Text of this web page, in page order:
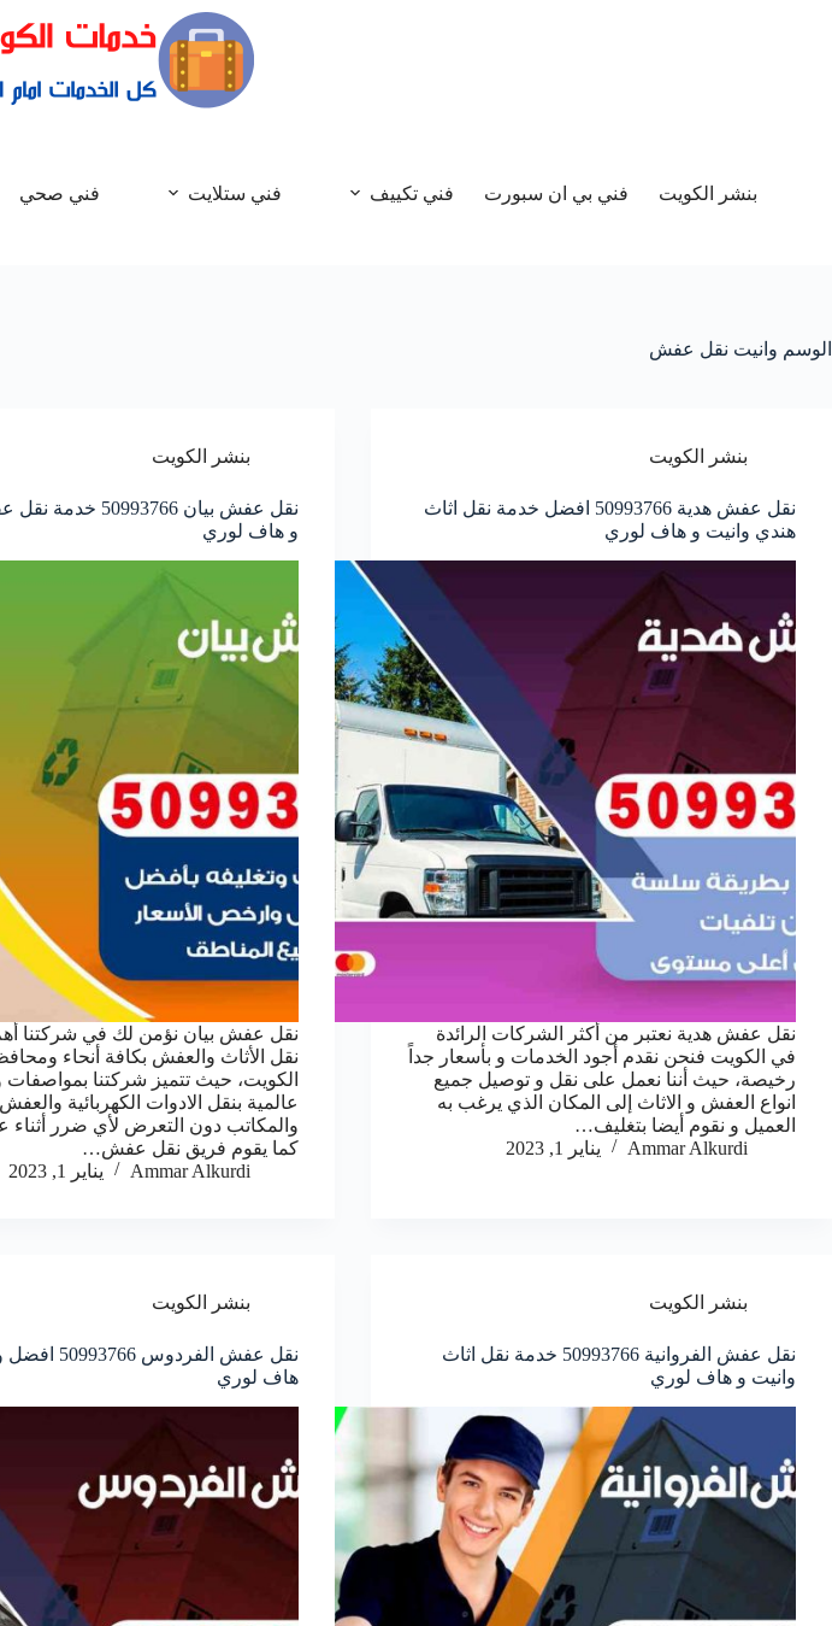
بنشر الكويت فني بي ان سبورت فني تكييف فني ستلايت فني صحي
الوسم وانيت نقل عفش
بنشر الكويت
نقل عفش هدية 50993766 افضل خدمة نقل اثاث
هندي وانيت و هاف لوري
نقل عفش هدية نعتبر من أكثر الشركات الرائدة
في الكويت فنحن نقدم أجود الخدمات و بأسعار جداً
رخيصة، حيث أننا نعمل على نقل و توصيل جميع
انواع العفش و الاثاث إلى المكان الذي يرغب به
العميل و نقوم أيضا بتغليف…
Ammar Alkurdi
يناير 1, 2023
بنشر الكويت
نقل عفش بيان
و هاف لوري
نقل عفش بيان نؤمن لك في شركتنا
نقل الأثاث والعفش بكافة أنحاء
الكويت، حيث تتميز شركتنا بمواصفات
عالمية بنقل الادوات الكهربائية
والمكاتب دون التعرض لأي ضرر أثناء
كما يقوم فريق نقل عفش…
Ammar Alkurdi
يناير 1, 2023
بنشر الكويت
نقل عفش الفروانية 50993766 خدمة نقل اثاث
وانيت و هاف لوري
بنشر الكويت
نقل عفش الفردوس
هاف لوري